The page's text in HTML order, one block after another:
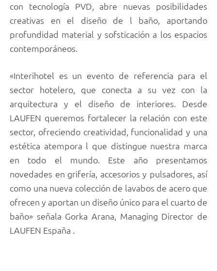
con tecnología PVD, abre nuevas posibilidades
creativas en el diseño de l baño, aportando
profundidad material y sofsticación a los espacios
contemporáneos.
«Interihotel es un evento de referencia para el
sector hotelero, que conecta a su vez con la
arquitectura y el diseño de interiores. Desde
LAUFEN queremos fortalecer la relación con este
sector, ofreciendo creatividad, funcionalidad y una
estética atempora l que distingue nuestra marca
en todo el mundo. Este año presentamos
novedades en grifería, accesorios y pulsadores, así
como una nueva colección de lavabos de acero que
ofrecen y aportan un diseño único para el cuarto de
baño» señala Gorka Arana, Managing Director de
LAUFEN España .